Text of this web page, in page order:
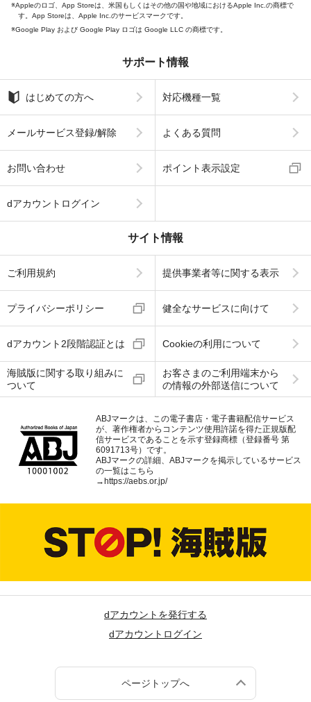
Appleのロゴ、App Storeは、米国もしくはその他の国や地域におけるApple Inc.の商標で
す。App Storeは、Apple Inc.のサービスマークです。
Google Play および Google Play ロゴは Google LLC の商標です。
サポート情報
はじめての方へ 対応機種一覧
メールサービス登録/解除 よくある質問
お問い合わせ ポイント表示設定
dアカウントログイン
サイト情報
ご利用規約 提供事業者等に関する表示
プライバシーポリシー 健全なサービスに向けて
dアカウント2段階認証とは Cookieの利用について
海賊版に関する取り組みに
ついて
お客さまのご利用端末から
の情報の外部送信について
ABJマークは、この電子書店・電子書籍配信サービス
が、著作権者からコンテンツ使用許諾を得た正規版配
信サービスであることを示す登録商標（登録番号 第
6091713号）です。
ABJマークの詳細、ABJマークを掲示しているサービス
の一覧はこちら
→https://aebs.or.jp/
dアカウントを発行する
dアカウントログイン
ページトップへ